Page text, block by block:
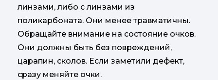
линзами, либо с линзами из
поликарбоната. Они менее травматичны.
Обращайте внимание на состояние очков.
Они должны быть без повреждений,
царапин, сколов. Если заметили дефект,
сразу меняйте очки.